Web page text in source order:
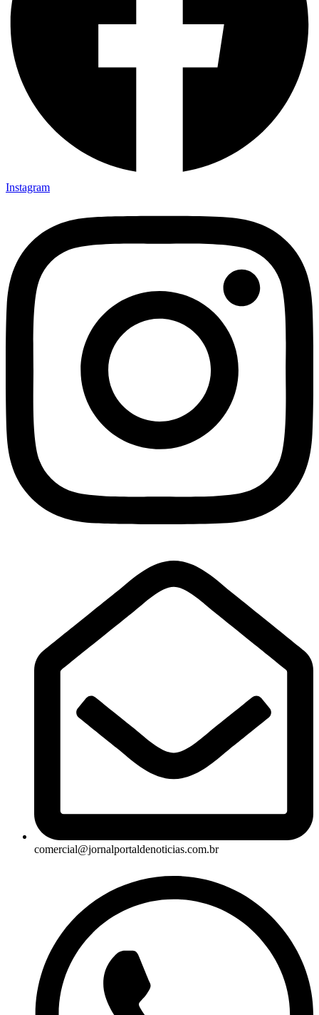
Instagram
comercial@jornalportaldenoticias.com.br